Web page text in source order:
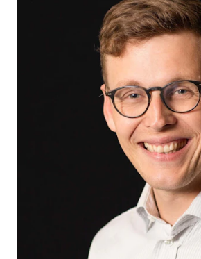
Exchange Programmes
Departments and Disciplines